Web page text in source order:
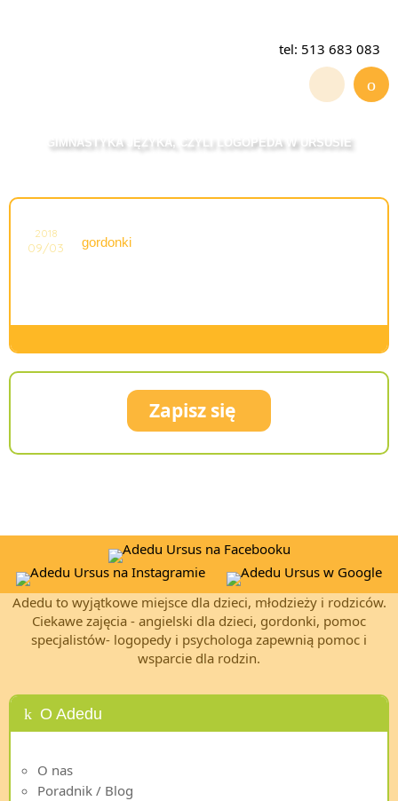
tel: 513 683 083
GIMNASTYKA JĘZYKA, CZYLI LOGOPEDA W URSUSIE
2018
09/03 gordonki
Zapisz się
Adedu to wyjątkowe miejsce dla dzieci, młodzieży i rodziców.
Ciekawe zajęcia - angielski dla dzieci, gordonki, pomoc
specjalistów- logopedy i psychologa zapewnią pomoc i
wsparcie dla rodzin.
O Adedu
O nas
Poradnik / Blog